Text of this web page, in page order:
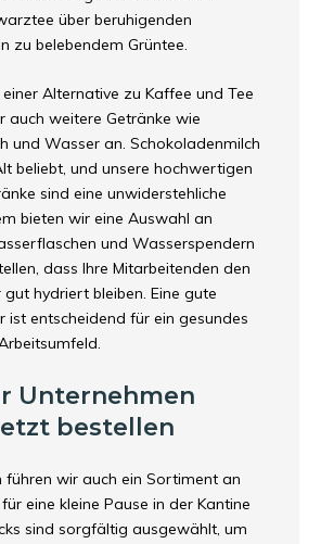
über beruhigenden
zu belebendem Grüntee.
Alternative zu Kaffee und Tee
auch weitere Getränke wie
und Wasser an. Schokoladenmilch
beliebt, und unsere hochwertigen
sind eine unwiderstehliche
bieten wir eine Auswahl an
und Wasserspendern
dass Ihre Mitarbeitenden den
hydriert bleiben. Eine gute
ist entscheidend für ein gesundes
Unternehmen
bestellen
führen wir auch ein Sortiment an
eine kleine Pause in der Kantine
sind sorgfältig ausgewählt, um